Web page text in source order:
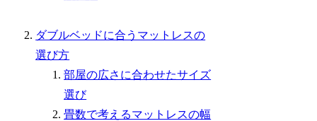
ダブルベッドに合うマットレスの
選び方
部屋の広さに合わせたサイズ
選び
畳数で考えるマットレスの幅